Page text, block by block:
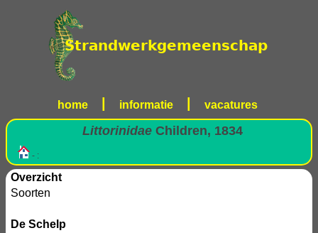
home informatie vacatures
Littorinidae Children, 1834
- :
Overzicht
Soorten
De Schelp